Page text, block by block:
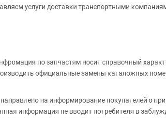
услуги доставки транспортными
по запчастям носит справочный
официальные замены каталожных
на информирование покупателей о
информация не вводит потребителя в